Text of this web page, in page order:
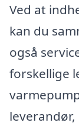
Ved at
kan du
også
forskellige